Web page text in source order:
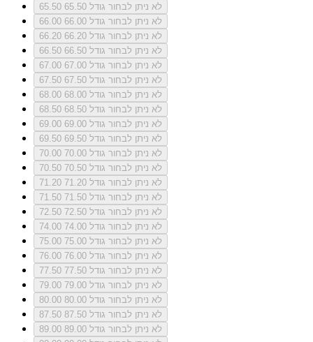
65.50
לא ניתן לבחור גודל 65.50
66.00
לא ניתן לבחור גודל 66.00
66.20
לא ניתן לבחור גודל 66.20
66.50
לא ניתן לבחור גודל 66.50
67.00
לא ניתן לבחור גודל 67.00
67.50
לא ניתן לבחור גודל 67.50
68.00
לא ניתן לבחור גודל 68.00
68.50
לא ניתן לבחור גודל 68.50
69.00
לא ניתן לבחור גודל 69.00
69.50
לא ניתן לבחור גודל 69.50
70.00
לא ניתן לבחור גודל 70.00
70.50
לא ניתן לבחור גודל 70.50
71.20
לא ניתן לבחור גודל 71.20
71.50
לא ניתן לבחור גודל 71.50
72.50
לא ניתן לבחור גודל 72.50
74.00
לא ניתן לבחור גודל 74.00
75.00
לא ניתן לבחור גודל 75.00
76.00
לא ניתן לבחור גודל 76.00
77.50
לא ניתן לבחור גודל 77.50
79.00
לא ניתן לבחור גודל 79.00
80.00
לא ניתן לבחור גודל 80.00
87.50
לא ניתן לבחור גודל 87.50
89.00
לא ניתן לבחור גודל 89.00